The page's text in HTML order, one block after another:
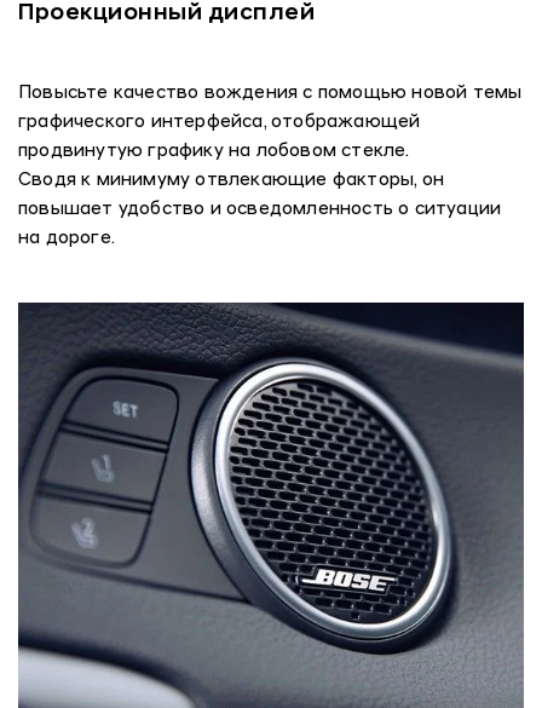
Проекционный дисплей
Повысьте качество вождения с помощью новой темы
графического интерфейса, отображающей
продвинутую графику на лобовом стекле.
Сводя к минимуму отвлекающие факторы, он
повышает удобство и осведомленность о ситуации
на дороге.